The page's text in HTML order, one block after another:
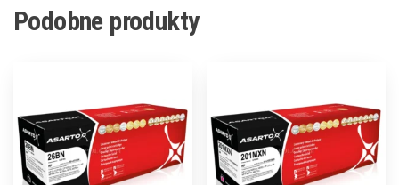
Podobne produkty